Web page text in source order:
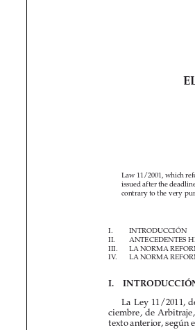

Law 11/2001,
issued after the
contrary to the
II.
III.
LA NORMA
IV.
LA NORMA
La Ley 11/
ciembre, de
texto anterior,
pósito no
que, lejos de
del arbitraje (1).